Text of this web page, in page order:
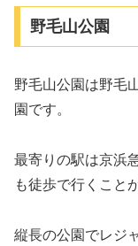
野毛山公園
野毛山公園は野毛
園です。
最寄りの駅は京浜
も徒歩で行くこと
縦長の公園でレジ